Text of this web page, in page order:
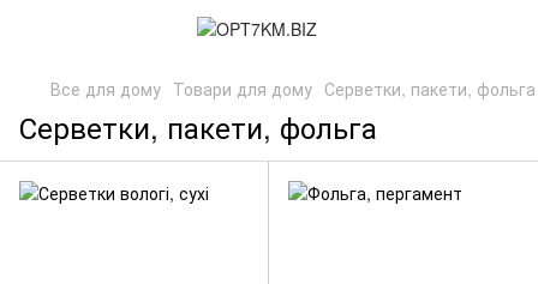
Все для дому Товари для дому Серветки, пакети, фольга
Серветки, пакети, фольга